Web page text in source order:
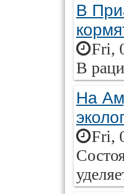
В
Fri,
В
На
Fri,